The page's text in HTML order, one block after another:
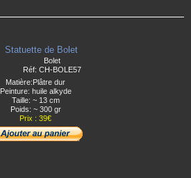
Bolet
Réf: CH-BOLE57
Matière:Plâtre dur
Peinture: huile alkyde
Taille: ~ 13 cm
Poids: ~ 300 gr
Prix : 39€